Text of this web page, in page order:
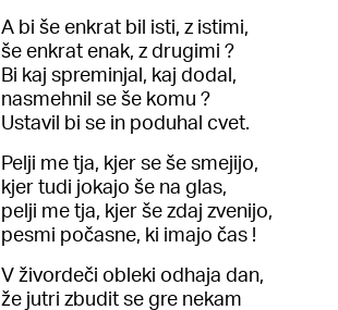
A bi še enkrat bil isti, z istimi,
še enkrat enak, z drugimi ?
Bi kaj spreminjal, kaj dodal,
nasmehnil se še komu ?
Ustavil bi se in poduhal cvet.
Pelji me tja, kjer se še smejijo,
kjer tudi jokajo še na glas,
pelji me tja, kjer še zdaj zvenijo,
pesmi počasne, ki imajo čas !
V živordeči obleki odhaja dan,
že jutri zbudit se gre nekam